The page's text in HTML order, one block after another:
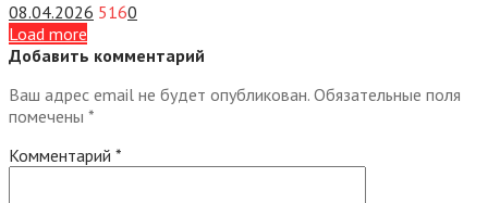
08.04.2026 5160
Load more
Добавить комментарий
Ваш адрес email не будет опубликован. Обязательные поля
помечены *
Комментарий *